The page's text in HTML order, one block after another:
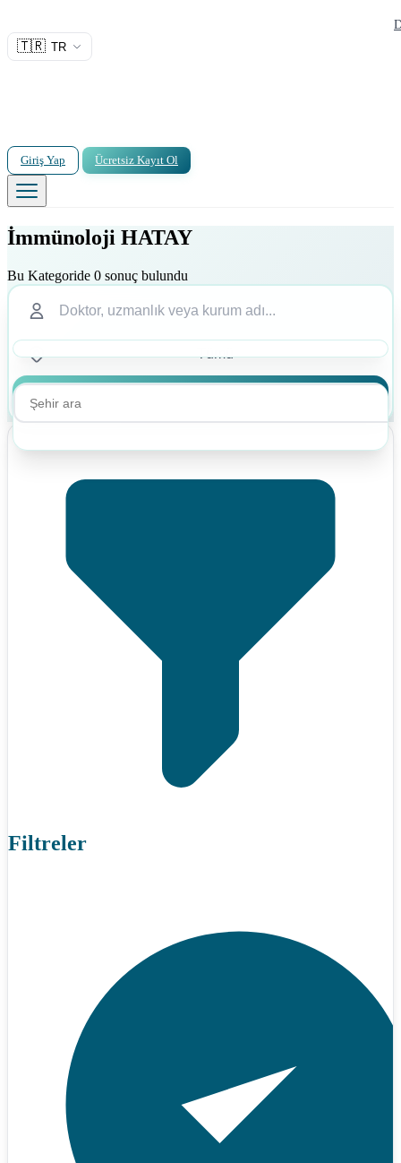
🇹🇷 TR
Giriş Yap Ücretsiz Kayıt Ol
İmmünoloji HATAY
Bu Kategoride 0 sonuç bulundu
Filtreler